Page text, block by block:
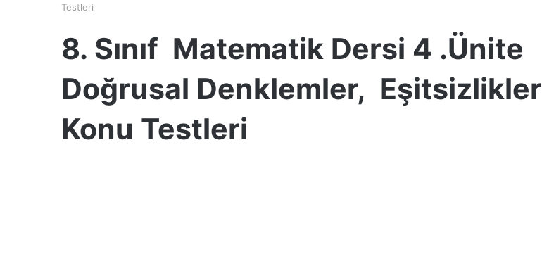
Testleri
8. Sınıf Matematik Dersi 4 .Ünite
Doğrusal Denklemler, Eşitsizlikler
Konu Testleri